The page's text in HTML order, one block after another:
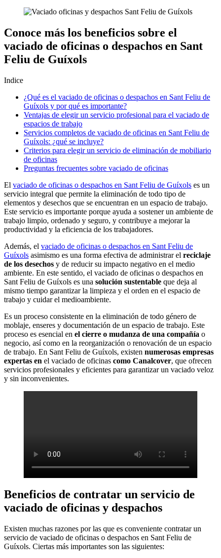
Conoce más los beneficios sobre el
vaciado de oficinas o despachos en Sant
Feliu de Guíxols
Indice
¿Qué es el vaciado de oficinas o despachos en Sant Feliu de
Guíxols y por qué es importante?
Ventajas de elegir un servicio profesional para el vaciado de
espacios de trabajo
Servicios completos de vaciado de oficinas en Sant Feliu de
Guíxols: ¿qué se incluye?
Criterios para elegir un servicio de eliminación de mobiliario
de oficinas
Preguntas frecuentes sobre vaciado de oficinas
El vaciado de oficinas o despachos en Sant Feliu de Guíxols es un
servicio integral que permite la eliminación de todo tipo de
elementos y desechos que se encuentran en un espacio de trabajo.
Este servicio es importante porque ayuda a sostener un ambiente de
trabajo limpio, ordenado y seguro, y contribuye a mejorar la
productividad y la eficiencia de los trabajadores.
Además, el vaciado de oficinas o despachos en Sant Feliu de
Guíxols asimismo es una forma efectiva de administrar el reciclaje
de los desechos y de reducir su impacto negativo en el medio
ambiente. En este sentido, el vaciado de oficinas o despachos en
Sant Feliu de Guíxols es una solución sustentable que deja al
mismo tiempo garantizar la limpieza y el orden en el espacio de
trabajo y cuidar el medioambiente.
Es un proceso consistente en la eliminación de todo género de
moblaje, enseres y documentación de un espacio de trabajo. Este
proceso es esencial en el cierre o mudanza de una compañía o
negocio, así como en la reorganización o renovación de un espacio
de trabajo. En Sant Feliu de Guíxols, existen numerosas empresas
expertas en el vaciado de oficinas como Canalcover, que ofrecen
servicios profesionales y eficientes para garantizar un vaciado veloz
y sin inconvenientes.
Beneficios de contratar un servicio de
vaciado de oficinas y despachos
Existen muchas razones por las que es conveniente contratar un
servicio de vaciado de oficinas o despachos en Sant Feliu de
Guíxols. Ciertas más importantes son las siguientes: